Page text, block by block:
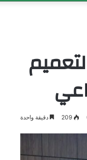
209 دقيقة واحدة